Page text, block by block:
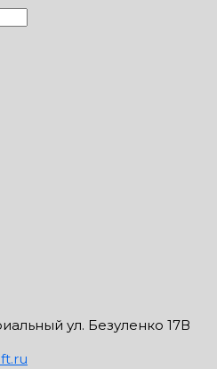
ул. Безуленко 17В